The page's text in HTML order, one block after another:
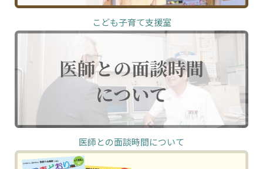
こども子育て支援室
医師との面談時間について